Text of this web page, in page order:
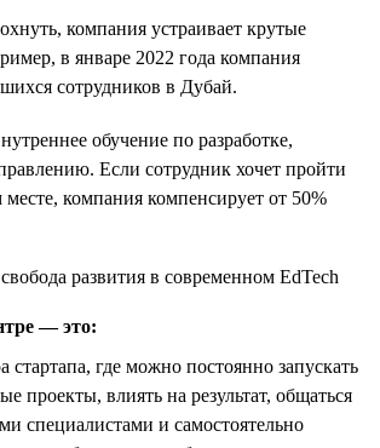
компания устраивает крутые
в январе 2022 года компания
сотрудников в Дубай.
обучение по разработке,
Если сотрудник хочет пройти
месте, компания компенсирует от 50%
— это:
стартапа, где можно постоянно запускать
проекты, влиять на результат, общаться
специалистами и самостоятельно